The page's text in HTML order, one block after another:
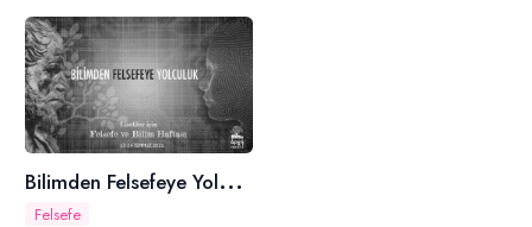
B
ilimden Felsefeye Yolculuk
Felsefe